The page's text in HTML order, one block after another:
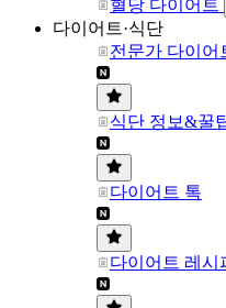
혈당 다이어트
다이어트·식단
전문가 다이어
식단 정보&꿀
다이어트 톡
다이어트 레시